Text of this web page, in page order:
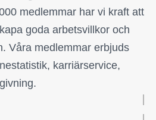
medlemmar har vi kraft att
goda arbetsvillkor och
Våra medlemmar erbjuds
karriärservice,
Antal förtroendevalda
13 071
hanterade
35 686